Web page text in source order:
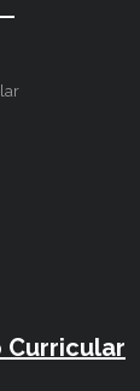
Curricular